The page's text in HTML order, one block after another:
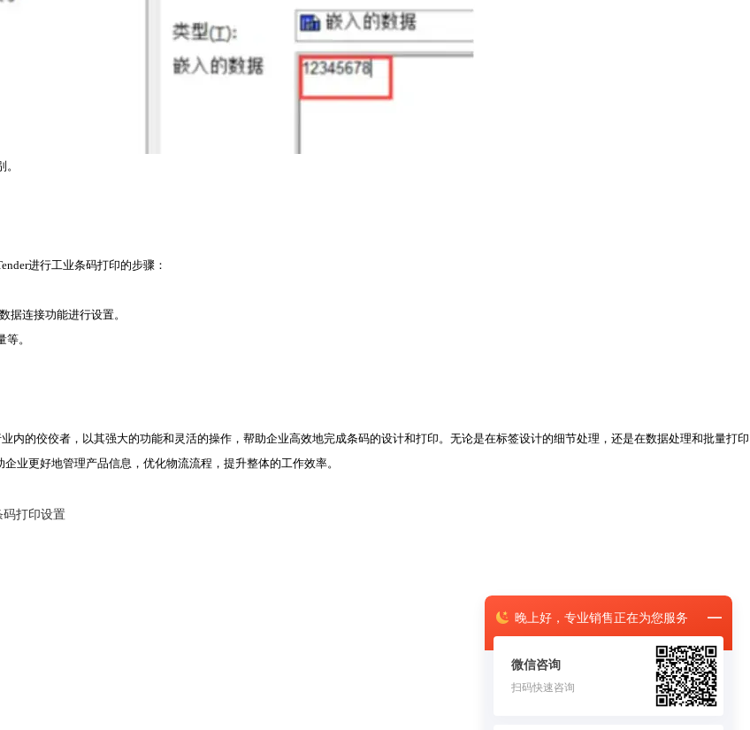
晚上好， 专业销售正在为您服务
微信咨询
扫码快速咨询
进行工业条码打印的步骤：
据连接功能进行设置。
。
内的佼佼者，以其强大的功能和灵活的操作，帮助企业高效地完成条码的设计和打印。无论是在标签设计的细节处理，还是在数据处理和批量打印
业更好地管理产品信息，优化物流流程，提升整体的工作效率。
码打印设置